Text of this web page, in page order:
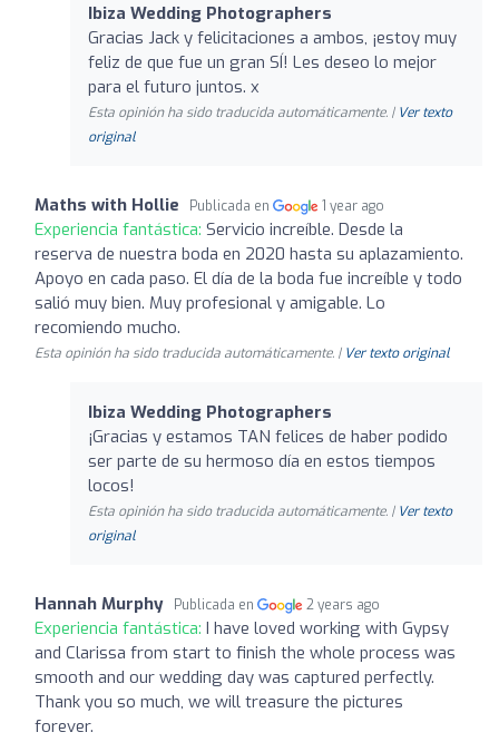
Ibiza Wedding Photographers
Gracias Jack y felicitaciones a ambos, ¡estoy muy
feliz de que fue un gran SÍ! Les deseo lo mejor
para el futuro juntos. x
Esta opinión ha sido traducida automáticamente. | Ver texto
original
Maths with Hollie Publicada en 1 year ago
Experiencia fantástica: Servicio increíble. Desde la
reserva de nuestra boda en 2020 hasta su aplazamiento.
Apoyo en cada paso. El día de la boda fue increíble y todo
salió muy bien. Muy profesional y amigable. Lo
recomiendo mucho.
Esta opinión ha sido traducida automáticamente. | Ver texto original
Ibiza Wedding Photographers
¡Gracias y estamos TAN felices de haber podido
ser parte de su hermoso día en estos tiempos
locos!
Esta opinión ha sido traducida automáticamente. | Ver texto
original
Hannah Murphy Publicada en 2 years ago
Experiencia fantástica: I have loved working with Gypsy
and Clarissa from start to finish the whole process was
smooth and our wedding day was captured perfectly.
Thank you so much, we will treasure the pictures
forever.